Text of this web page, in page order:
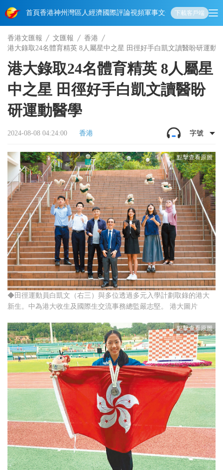
首頁香港神州 灣區人經濟國際評論視頻軍事文化 娛樂生活教育體
下載客戶端
香港文匯報 文匯報
香港
港大錄取24名體育精英 8人屬星中之星 田徑好手白凱文讀醫盼研運動
港大錄取24名體育精英 8人屬星
中之星 田徑好手白凱文讀醫盼
研運動醫學
2024-08-08 04:24:00 香港 字號
◆田徑運動員白凱文（右三）與多位透過多元入學計劃取錄的港大
新生。中為港大收生及國際生交流事務總監嚴志堅。 港大圖片